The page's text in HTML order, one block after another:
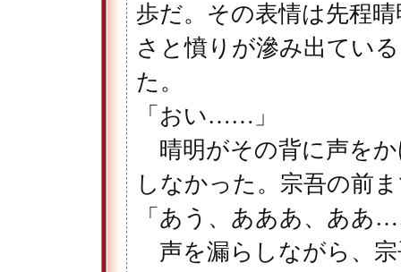
歩だ。その表情は先程
さと憤りが滲み出てい
た。
「おい……」
晴明がその背に声を
しなかった。宗吾の前
「あう、あああ、ああ
声を漏らしながら、